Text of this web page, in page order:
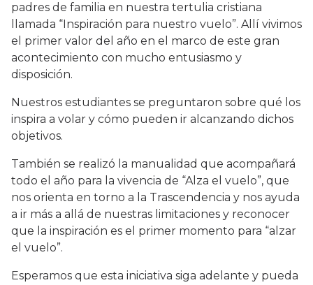
padres de familia en nuestra tertulia cristiana
llamada “Inspiración para nuestro vuelo”. Allí vivimos
el primer valor del año en el marco de este gran
acontecimiento con mucho entusiasmo y
disposición.
Nuestros estudiantes se preguntaron sobre qué los
inspira a volar y cómo pueden ir alcanzando dichos
objetivos.
También se realizó la manualidad que acompañará
todo el año para la vivencia de “Alza el vuelo”, que
nos orienta en torno a la Trascendencia y nos ayuda
a ir más a allá de nuestras limitaciones y reconocer
que la inspiración es el primer momento para “alzar
el vuelo”.
Esperamos que esta iniciativa siga adelante y pueda